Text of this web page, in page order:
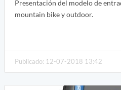
Presentación del modelo de
mountain bike y outdoor.
Publicado: 12-07-2018 13:42